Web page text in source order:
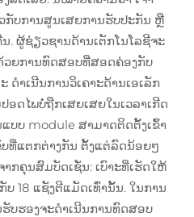
ກັບການສູນເສຍການຮັບປະກັນ ຫຼື
. ຜູ້ຊ່ຽວຊານດ້ານເຕັກໂນໂລຊີຈະ
ວຍການທົດສອບທີ່ສອດຄ່ອງກັບ
ດຳເນີນການວິເຄາະດ້ານເອເລັກ
ດໄພບໍ່ຖືກເສຍເສຍໃນເວລາເກີດ
ບບ module ສາມາດຕິດຕັ້ງເຂົ້າ
ທີ່ແຕກຕ່າງກັນ ຕັ້ງແຕ່ລົດນ້ອຍໆ
າກຄຸນສົມບັດເຊັ່ນ: ເບົາະທີ່ເຮັດໃຫ້
18 ແຊັງຕີແມັດເທົ່ານັ້ນ. ໃນການ
ບຮອງຈະດຳເນີນການທົດສອບ